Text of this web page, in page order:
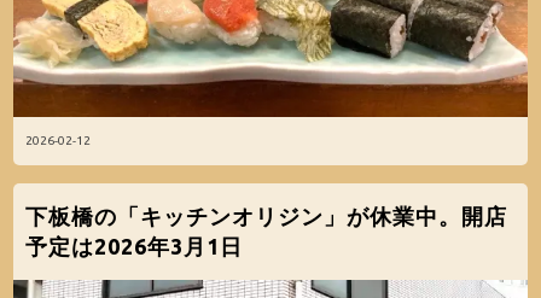
2026-02-12
下板橋の「キッチンオリジン」が休業中。開店
予定は2026年3月1日